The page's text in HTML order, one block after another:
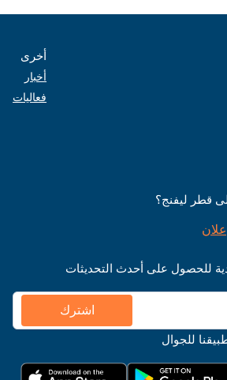
أخرى
أخبار
فعاليات
قطر ليفنج؟
للحصول على أحدث التحديثات
اشترك
للجوال